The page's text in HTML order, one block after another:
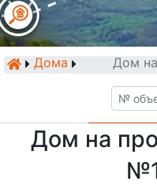
Дома Дом
Дом на